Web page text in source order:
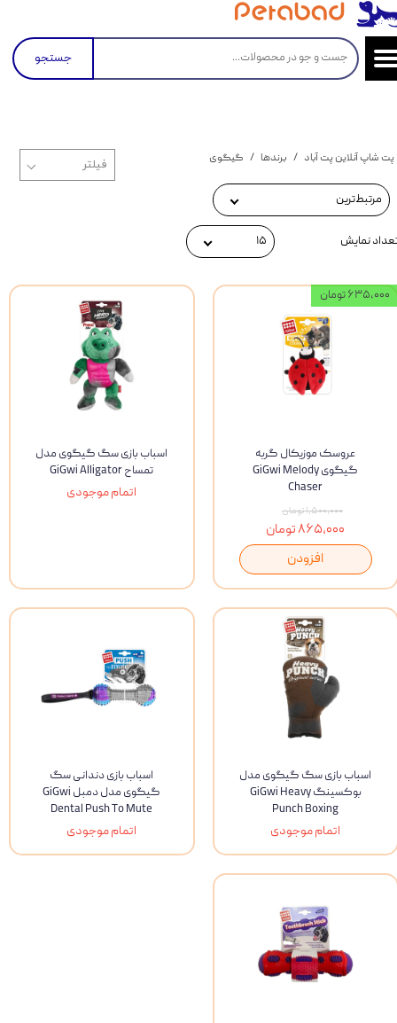
جستجو
پت شاپ آنلاین پت آباد برندها گیگوی
مرتبط‌ترین
نمایش ۱۵
عروسک موزیکال گربه
گیگوی GiGwi Melody
Chaser
۱,۵۰۰,۰۰۰ تومان
۸۶۵,۰۰۰ تومان
افزودن
۶۳۵,۰۰۰ تومان
اسباب بازی سگ گیگوی مدل
تمساح GiGwi Alligator
اتمام موجودی
اسباب بازی سگ گیگوی مدل
بوکسینگ GiGwi Heavy
Punch Boxing
اتمام موجودی
اسباب بازی دندانی سگ
گیگوی مدل دمبل GiGwi
Dental Push To Mute
اتمام موجودی